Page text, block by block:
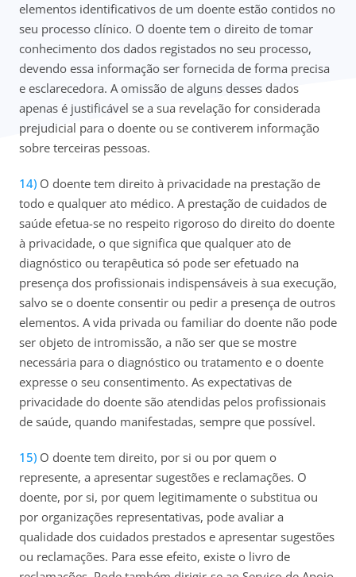
elementos identificativos de um doente estão contidos no
seu processo clínico. O doente tem o direito de tomar
conhecimento dos dados registados no seu processo,
devendo essa informação ser fornecida de forma precisa
e esclarecedora. A omissão de alguns desses dados
apenas é justificável se a sua revelação for considerada
prejudicial para o doente ou se contiverem informação
sobre terceiras pessoas.
O doente tem direito à privacidade na prestação de
todo e qualquer ato médico. A prestação de cuidados de
saúde efetua-se no respeito rigoroso do direito do doente
à privacidade, o que significa que qualquer ato de
diagnóstico ou terapêutica só pode ser efetuado na
presença dos profissionais indispensáveis à sua execução,
salvo se o doente consentir ou pedir a presença de outros
elementos. A vida privada ou familiar do doente não pode
ser objeto de intromissão, a não ser que se mostre
necessária para o diagnóstico ou tratamento e o doente
expresse o seu consentimento. As expectativas de
privacidade do doente são atendidas pelos profissionais
de saúde, quando manifestadas, sempre que possível.
O doente tem direito, por si ou por quem o
represente, a apresentar sugestões e reclamações. O
doente, por si, por quem legitimamente o substitua ou
por organizações representativas, pode avaliar a
qualidade dos cuidados prestados e apresentar sugestões
ou reclamações. Para esse efeito, existe o livro de